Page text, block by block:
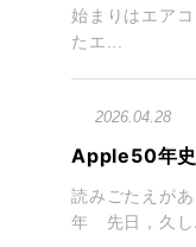
始まりはエア
たエ...
2026.04.28
Apple50年史
読みごたえが
年 先日，久し